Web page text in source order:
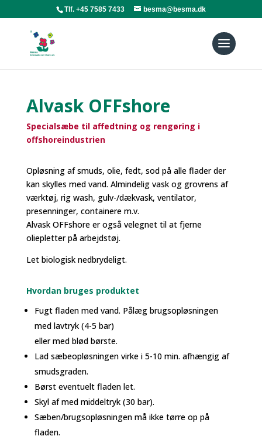
Tlf. +45 7585 7433 besma@besma.dk
Alvask OFFshore
Specialsæbe til affedtning og rengøring i
offshoreindustrien​
Opløsning af smuds, olie, fedt, sod på alle flader der
kan skylles med vand. Almindelig vask og grovrens af
værktøj, rig wash, gulv-/dækvask, ventilator,
presenninger, containere m.v.
Alvask OFFshore er også velegnet til at fjerne
oliepletter på arbejdstøj.
Let biologisk nedbrydeligt.
Hvordan bruges produktet
Fugt fladen med vand. Pålæg brugsopløsningen
med lavtryk (4-5 bar)
eller med blød børste.
Lad sæbeopløsningen virke i 5-10 min. afhængig af
smudsgraden.
Børst eventuelt fladen let.
Skyl af med middeltryk (30 bar).
Sæben/brugsopløsningen må ikke tørre op på
fladen.